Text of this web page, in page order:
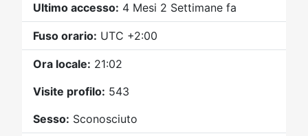
Ultimo accesso: 4 Mesi 2 Settimane fa
Fuso orario: UTC +2:00
Ora locale: 21:02
Visite profilo: 543
Sesso: Sconosciuto